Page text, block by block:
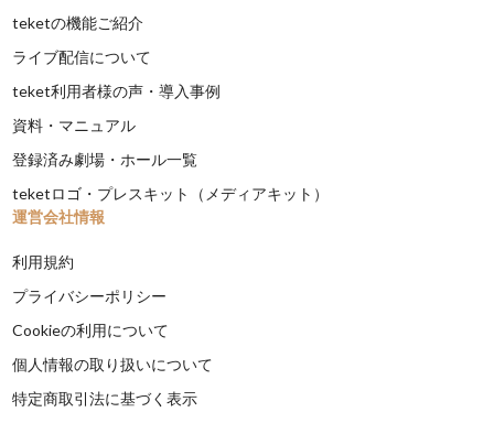
teketの機能ご紹介
ライブ配信について
teket利用者様の声・導入事例
資料・マニュアル
登録済み劇場・ホール一覧
teketロゴ・プレスキット（メディアキット）
運営会社情報
利用規約
プライバシーポリシー
Cookieの利用について
個人情報の取り扱いについて
特定商取引法に基づく表示